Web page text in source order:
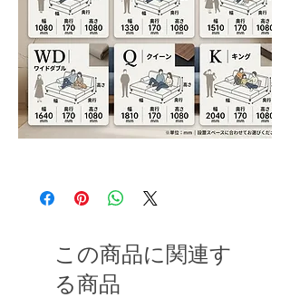
この商品に関連す
る商品